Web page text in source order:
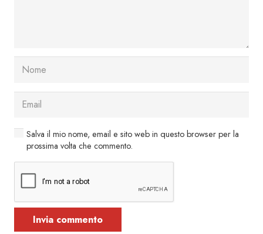
Salva il mio nome, email e sito web in questo browser per la
prossima volta che commento.
Invia commento